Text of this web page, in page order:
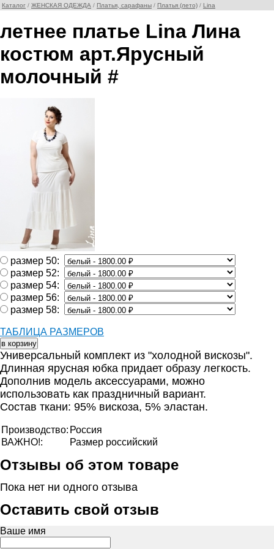
Каталог / ЖЕНСКАЯ ОДЕЖДА / Платья, сарафаны / Платья (лето) / Lina
летнее платье Lina Лина
костюм арт.Ярусный
молочный #
размер 50:
размер 52:
размер 54:
размер 56:
размер 58:
ТАБЛИЦА РАЗМЕРОВ
Универсальный комплект из "холодной вискозы".
Длинная ярусная юбка придает образу легкость.
Дополнив модель аксессуарами, можно
использовать как праздничный вариант .
Состав ткани: 95% вискоза, 5% эластан.
Производство: Россия
ВАЖНО!:
Размер российский
Отзывы об этом товаре
Пока нет ни одного отзыва
Оставить свой отзыв
Ваше имя